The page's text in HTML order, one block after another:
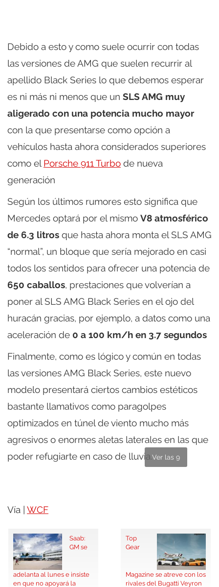
Debido a esto y como suele ocurrir con todas
las versiones de AMG que suelen recurrir al
apellido Black Series lo que debemos esperar
es ni más ni menos que un SLS AMG muy
aligerado con una potencia mucho mayor
con la que presentarse como opción a
vehículos hasta ahora considerados superiores
como el Porsche 911 Turbo de nueva
generación
Según los últimos rumores esto significa que
Mercedes optará por el mismo V8 atmosférico
de 6.3 litros que hasta ahora monta el SLS AMG
“normal”, un bloque que sería mejorado en casi
todos los sentidos para ofrecer una potencia de
650 caballos, prestaciones que volverían a
poner al SLS AMG Black Series en el ojo del
huracán gracias, por ejemplo, a datos como una
aceleración de 0 a 100 km/h en 3.7 segundos
Finalmente, como es lógico y común en todas
las versiones AMG Black Series, este nuevo
modelo presentará ciertos cambios estéticos
bastante llamativos como paragolpes
optimizados en túnel de viento mucho más
agresivos o enormes aletas laterales en las que
poder refugiarte en caso de lluvia.Ver las 9
Vía | WCF
Saab:
GM se
adelanta al lunes e insiste
en que no apoyará la
Top
Gear
Magazine se atreve con los
rivales del Bugatti Veyron